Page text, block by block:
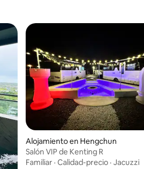
Alojamiento en Hengchun
Salón VIP de Kenting R
Familiar · Calidad-precio · Jacuzzi